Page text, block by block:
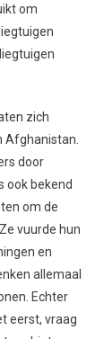
om
zich
Afghanistan.
door
ook bekend
om de
vuurde hun
en
allemaal
Echter
eerst, vraag